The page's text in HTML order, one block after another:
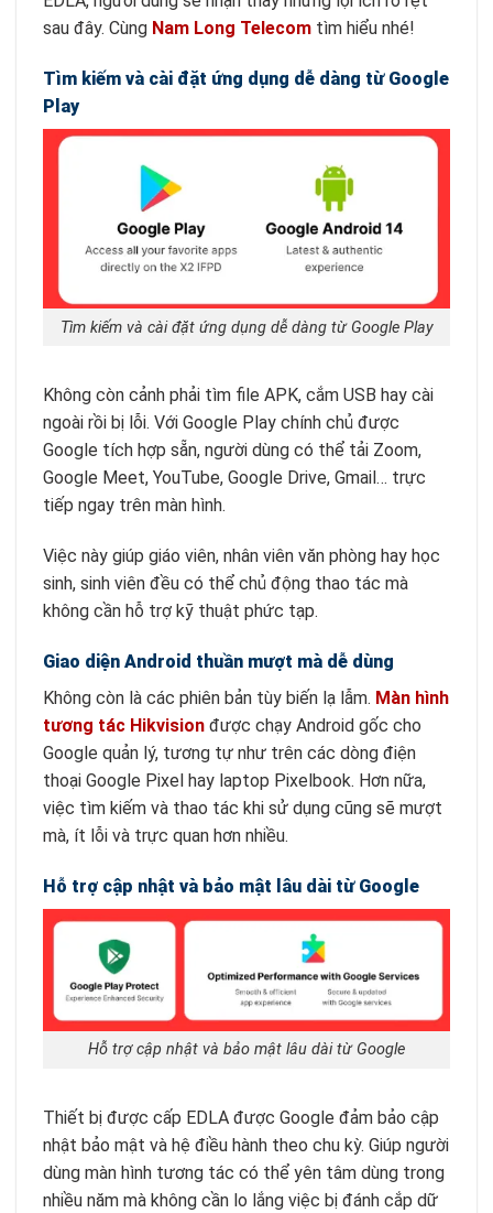
sau đây. Cùng Nam Long Telecom tìm hiểu nhé!
Tìm kiếm và cài đặt ứng dụng dễ dàng từ Google
Play
Tìm kiếm và cài đặt ứng dụng dễ dàng từ Google Play
Không còn cảnh phải tìm file APK, cắm USB hay cài
ngoài rồi bị lỗi. Với Google Play chính chủ được
Google tích hợp sẵn, người dùng có thể tải Zoom,
Google Meet, YouTube, Google Drive, Gmail… trực
tiếp ngay trên màn hình.
Việc này giúp giáo viên, nhân viên văn phòng hay học
sinh, sinh viên đều có thể chủ động thao tác mà
không cần hỗ trợ kỹ thuật phức tạp.
Giao diện Android thuần mượt mà dễ dùng
Không còn là các phiên bản tùy biến lạ lẫm. Màn hình
tương tác Hikvision được chạy Android gốc cho
Google quản lý, tương tự như trên các dòng điện
thoại Google Pixel hay laptop Pixelbook. Hơn nữa,
việc tìm kiếm và thao tác khi sử dụng cũng sẽ mượt
mà, ít lỗi và trực quan hơn nhiều.
Hỗ trợ cập nhật và bảo mật lâu dài từ Google
Hỗ trợ cập nhật và bảo mật lâu dài từ Google
Thiết bị được cấp EDLA được Google đảm bảo cập
nhật bảo mật và hệ điều hành theo chu kỳ. Giúp người
dùng màn hình tương tác có thể yên tâm dùng trong
nhiều năm mà không cần lo lắng việc bị đánh cắp dữ